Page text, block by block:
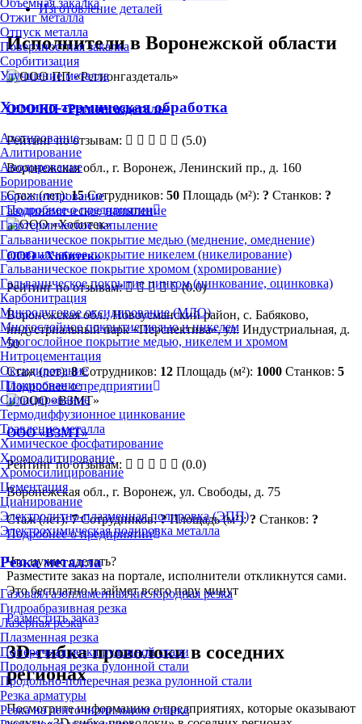
Отжиг металла
Отпуск металла
Поверхностная закалка
Сорбитизация
Улучшение металла
Химико-термическая обработка
Азотирование
Алитирование
Анодирование
Борирование
Бороалитирование
Газодинамическое напыление
Газотермическое напыление
Гальваническое покрытие медью (меднение, омеднение)
Гальваническое покрытие никелем (никелирование)
Гальваническое покрытие хромом (хромирование)
Гальваническое покрытие цинком (цинкование, оцинковка)
Карбонитрация
Микродуговое оксидирование (МДО)
Многослойное покрытие медью и никелем
Многослойное покрытие медью, никелем и хромом
Нитроцементация
Оксидирование
Плакирование
Силицирование
Термодиффузионное цинкование
Травление металла
Химическое фосфатирование
Хромоалитирование
Хромосилицирование
Цементация
Цианирование
Электролитно-плазменная полировка (ЭПП)
Электрохимическая полировка металла
Резка металла
Газовая/газопламенная/кислородная резка
Гидроабразивная резка
Лазерная резка
Плазменная резка
Поперечная резка рулонной стали
Продольная резка рулонной стали
Продольно-поперечная резка рулонной стали
Резка арматуры
Резка на ленточнопильном станке
Изготовление деталей
Исполнители в Воронежской области
ООО ПП «Регионгаздеталь»
Рейтинг по отзывам:
(5.0)
Воронежская обл., г. Воронеж, Ленинский пр., д. 160
Стаж (лет):15 Сотрудников: 50 Площадь (м²): ? Станков: ?
Подробнее о предприятии
ООО «Хобитек»
Рейтинг по отзывам:
(0.0)
Воронежская обл., Новоусманский район, с. Бабяково,
индустриальный парк «Перспектива», ул. Индустриальная, д.
50
Стаж (лет):8 Сотрудников: 12 Площадь (м²): 1000 Станков: 5
Подробнее о предприятии
ООО «ВЗМТ»
Рейтинг по отзывам:
(0.0)
Воронежская обл., г. Воронеж, ул. Свободы, д. 75
Стаж (лет):7 Сотрудников:? Площадь (м²):? Станков: ?
Подробнее о предприятии
Что нужно сделать?
Разместите заказ на портале, исполнители откликнутся сами.
Это бесплатно и займет всего пару минут
Разместить заказ
3D-гибка проволоки в соседних
регионах
Посмотрите информацию о предприятиях, которые оказывают